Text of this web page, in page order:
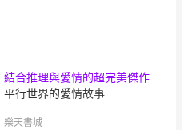
結合推理與愛情的超完美傑作
平行世界的愛情故事
樂天書城